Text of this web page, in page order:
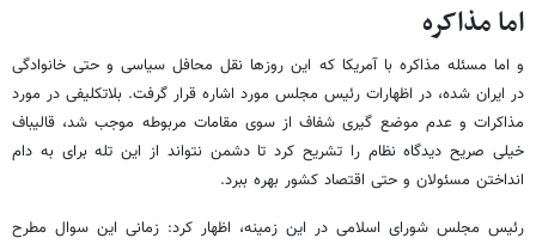
اما مذاکره
و اما مسئله مذاکره با آمریکا که این روزها نقل محافل سیاسی و حتی خانوادگی
در ایران شده، در اظهارات رئیس مجلس مورد اشاره قرار گرفت. بلاتکلیفی در مورد
مذاکرات و عدم موضع گیری شفاف از سوی مقامات مربوطه موجب شد، قالیباف
خیلی صریح دیدگاه نظام را تشریح کرد تا دشمن نتواند از این تله برای به دام
انداختن مسئولان و حتی اقتصاد کشور بهره ببرد.
رئیس مجلس شورای اسلامی در این زمینه، اظهار کرد: زمانی این سوال مطرح